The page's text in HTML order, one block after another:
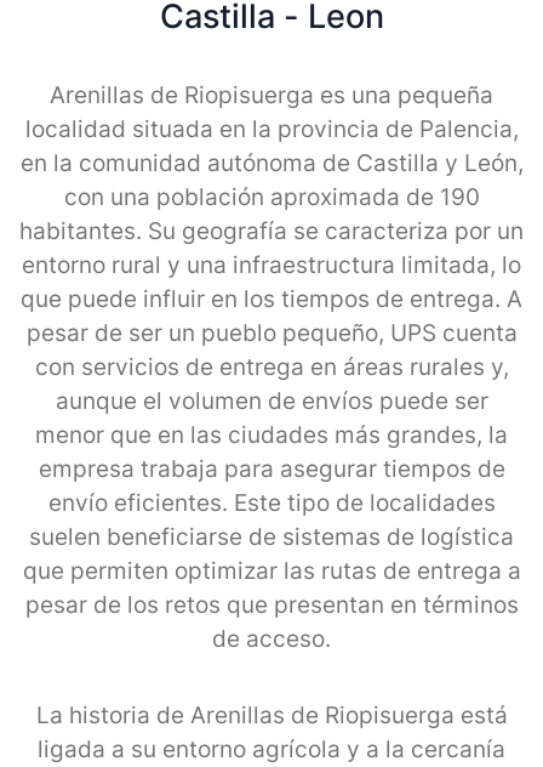
Castilla - Leon
Arenillas de Riopisuerga es una pequeña
localidad situada en la provincia de Palencia,
en la comunidad autónoma de Castilla y León,
con una población aproximada de 190
habitantes. Su geografía se caracteriza por un
entorno rural y una infraestructura limitada, lo
que puede influir en los tiempos de entrega. A
pesar de ser un pueblo pequeño, UPS cuenta
con servicios de entrega en áreas rurales y,
aunque el volumen de envíos puede ser
menor que en las ciudades más grandes, la
empresa trabaja para asegurar tiempos de
envío eficientes. Este tipo de localidades
suelen beneficiarse de sistemas de logística
que permiten optimizar las rutas de entrega a
pesar de los retos que presentan en términos
de acceso.
La historia de Arenillas de Riopisuerga está
ligada a su entorno agrícola y a la cercanía